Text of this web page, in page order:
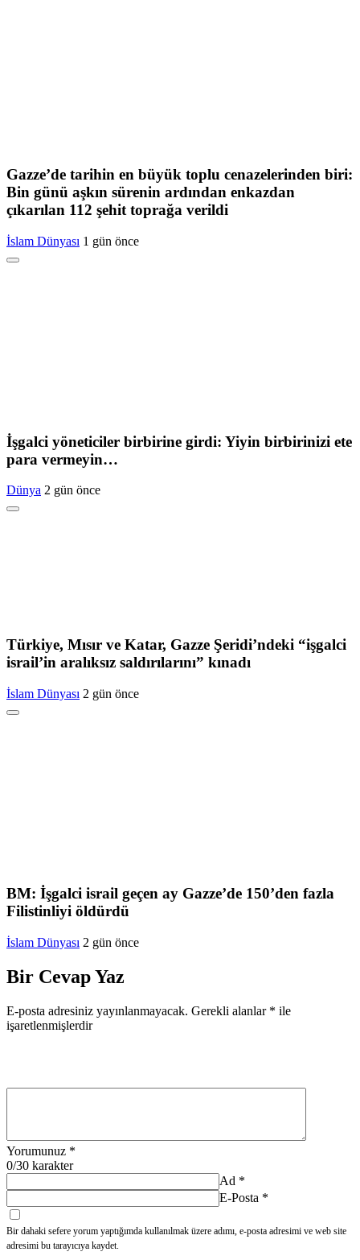
Gazze’de tarihin en büyük toplu cenazelerinden biri:
Bin günü aşkın sürenin ardından enkazdan
çıkarılan 112 şehit toprağa verildi
İslam Dünyası 1 gün önce
İşgalci yöneticiler birbirine girdi: Yiyin birbirinizi ete
para vermeyin…
Dünya 2 gün önce
Türkiye, Mısır ve Katar, Gazze Şeridi’ndeki “işgalci
israil’in aralıksız saldırılarını” kınadı
İslam Dünyası 2 gün önce
BM: İşgalci israil geçen ay Gazze’de 150’den fazla
Filistinliyi öldürdü
İslam Dünyası 2 gün önce
Bir Cevap Yaz
E-posta adresiniz yayınlanmayacak. Gerekli alanlar * ile
işaretlenmişlerdir
Yorumunuz *
0/30 karakter
Ad *
E-Posta *
Bir dahaki sefere yorum yaptığımda kullanılmak üzere adımı, e-posta adresimi ve web site
adresimi bu tarayıcıya kaydet.